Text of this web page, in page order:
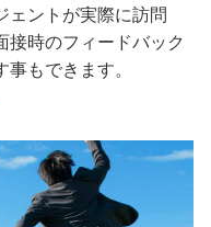
ェントが実際に訪問
接時のフィードバック
もできます。